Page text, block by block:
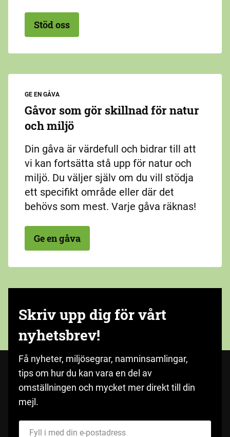
Stöd oss
GE EN GÅVA
Gåvor som gör skillnad för natur
och miljö
Din gåva är värdefull och bidrar till att
vi kan fortsätta stå upp för natur och
miljö. Du väljer själv om du vill stödja
ett specifikt område eller där det
behövs som mest. Varje gåva räknas!
Ge en gåva
Skriv upp dig för vårt
nyhetsbrev!
Få nyheter, miljösegrar, namninsamlingar,
tips om hur du kan vara en del av
omställningen och mycket mer direkt till din
mejl.